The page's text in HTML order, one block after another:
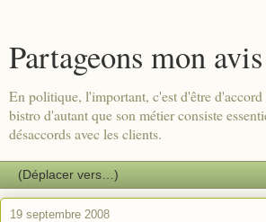
Partageons mon avis
En politique, l'important, c'est d'être d'accord
bistro d'autant que son métier consiste
désaccords avec les clients.
19 septembre 2008